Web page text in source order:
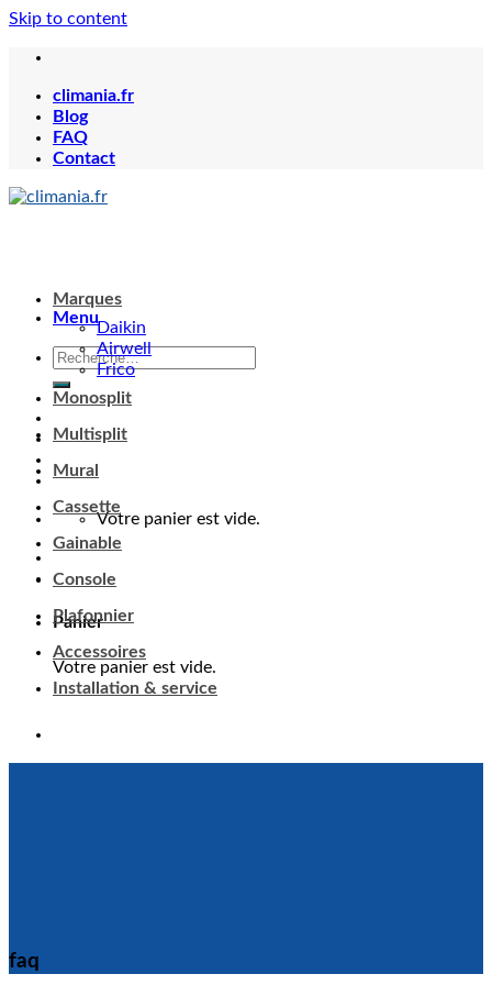
Skip to content
climania.fr
Blog
FAQ
Contact
Menu
Votre panier est vide.
Panier
Votre panier est vide.
Marques
Daikin
Airwell
Frico
Monosplit
Multisplit
Mural
Cassette
Gainable
Console
Plafonnier
Accessoires
Installation & service
faq